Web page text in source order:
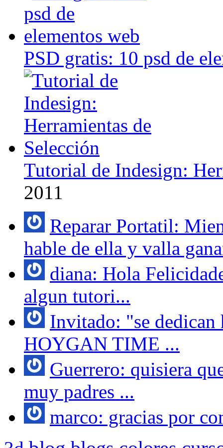
PSD gratis: 10 psd de
Tutorial de Indesign:
2011
Reparar Portatil:
hable de ella y valla
diana: Hola
algun tutori...
Invitado: "se dedican
HOYGAN TIME ...
Guerrero: quisiera
muy padres ...
marco: gracias por